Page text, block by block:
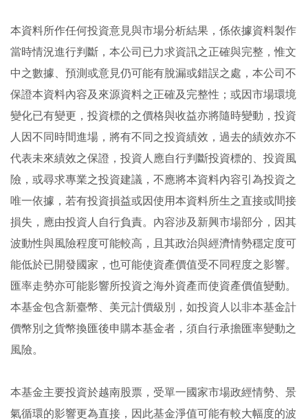
本資料所作任何投資意見與市場分析結果，係依據資料製作
當時情況進行判斷，本公司已力求資訊之正確與完整，惟文
中之數據、預測或意見仍可能有脫漏或錯誤之處，本公司不
保證本資料內容及來源資料之正確及完整性；或因市場環境
變化已有變更，投資標的之價格與收益亦將隨時變動，投資
人因不同時間進場，將有不同之投資績效，過去的績效亦不
代表未來績效之保證，投資人應自行判斷投資標的、投資風
險，或尋求專業之投資建議，不應將本資料內容引為投資之
唯一依據，若有投資損益或因使用本資料所生之直接或間接
損失，應由投資人自行負責。內容涉及新興市場部分，因其
波動性與風險程度可能較高，且其政治與經濟情勢穩定度可
能低於已開發國家，也可能使資產價值受不同程度之影響。
匯率走勢亦可能影響所投資之海外資產而使資產價值變動。
本基金包含新臺幣、美元計價級別，如投資人以非本基金計
價幣別之貨幣換匯後申購本基金者，須自行承擔匯率變動之
風險。
本基金主要投資於越南股票，受單一國家市場政經情勢、景
氣循環的影響更為直接，因此基金淨值可能有較大幅度的波